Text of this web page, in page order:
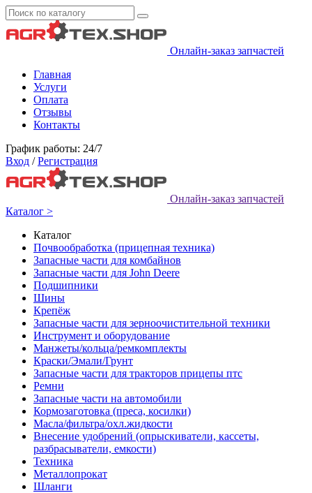
Онлайн-заказ запчастей
Главная
Услуги
Оплата
Отзывы
Контакты
График работы: 24/7
Вход / Регистрация
Онлайн-заказ запчастей
Каталог >
Каталог
Почвообработка (прицепная техника)
Запасные части для комбайнов
Запасные части для John Deere
Подшипники
Шины
Крепёж
Запасные части для зерноочистительной техники
Инструмент и оборудование
Манжеты/кольца/ремкомплекты
Краски/Эмали/Грунт
Запасные части для тракторов прицепы птс
Ремни
Запасные части на автомобили
Кормозаготовка (преса, косилки)
Масла/фильтра/охл.жидкости
Внесение удобрений (опрыскиватели, кассеты,
разбрасыватели, емкости)
Техника
Металлопрокат
Шланги